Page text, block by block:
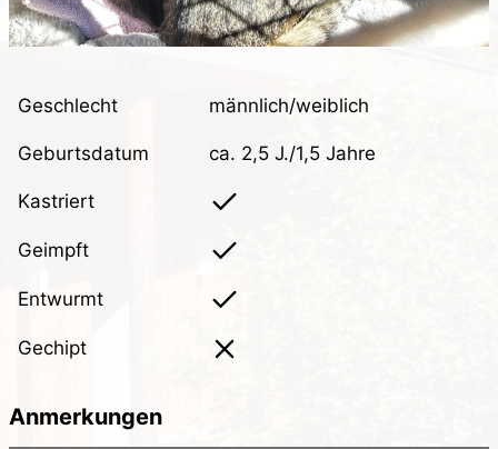
Geschlecht männlich/weiblich
Geburtsdatum ca. 2,5 J./1,5 Jahre
Kastriert
Geimpft
Entwurmt
Gechipt
Anmerkungen